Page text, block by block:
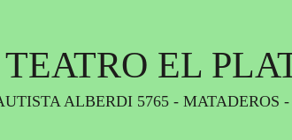
EL
ALBERDI 5765 - MATADEROS